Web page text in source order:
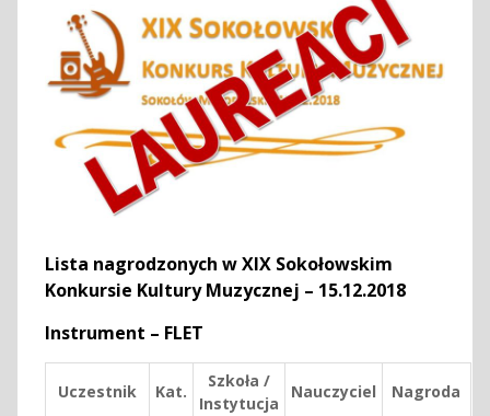
Lista nagrodzonych w XIX Sokołowskim
Konkursie Kultury Muzycznej – 15.12.2018
Instrument – FLET
Uczestnik Kat.
Szkoła /
Instytucja
Nauczyciel Nagroda